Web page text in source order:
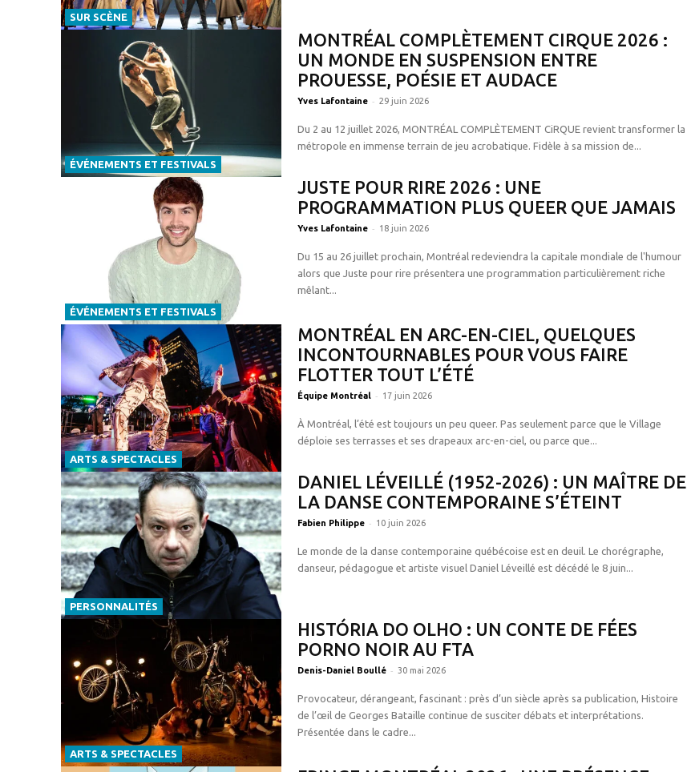
SUR SCÈNE
ÉVÉNEMENTS ET FESTIVALS
MONTRÉAL COMPLÈTEMENT CIRQUE 2026 :
UN MONDE EN SUSPENSION ENTRE
PROUESSE, POÉSIE ET AUDACE
Yves Lafontaine - 29 juin 2026
Du 2 au 12 juillet 2026, MONTRÉAL COMPLÈTEMENT CiRQUE revient transformer la
métropole en immense terrain de jeu acrobatique. Fidèle à sa mission de...
ÉVÉNEMENTS ET FESTIVALS
JUSTE POUR RIRE 2026 : UNE
PROGRAMMATION PLUS QUEER QUE JAMAIS
Yves Lafontaine - 18 juin 2026
Du 15 au 26 juillet prochain, Montréal redeviendra la capitale mondiale de l'humour
alors que Juste pour rire présentera une programmation particulièrement riche
mêlant...
ARTS & SPECTACLES
MONTRÉAL EN ARC-EN-CIEL, QUELQUES
INCONTOURNABLES POUR VOUS FAIRE
FLOTTER TOUT L’ÉTÉ
Équipe Montréal - 17 juin 2026
À Montréal, l’été est toujours un peu queer. Pas seulement parce que le Village
déploie ses terrasses et ses drapeaux arc-en-ciel, ou parce que...
PERSONNALITÉS
DANIEL LÉVEILLÉ (1952-2026) : UN MAÎTRE DE
LA DANSE CONTEMPORAINE S’ÉTEINT
Fabien Philippe - 10 juin 2026
Le monde de la danse contemporaine québécoise est en deuil. Le chorégraphe,
danseur, pédagogue et artiste visuel Daniel Léveillé est décédé le 8 juin...
ARTS & SPECTACLES
HISTÓRIA DO OLHO : UN CONTE DE FÉES
PORNO NOIR AU FTA
Denis-Daniel Boullé - 30 mai 2026
Provocateur, dérangeant, fascinant : près d’un siècle après sa publication, Histoire
de l’œil de Georges Bataille continue de susciter débats et interprétations.
Présentée dans le cadre...